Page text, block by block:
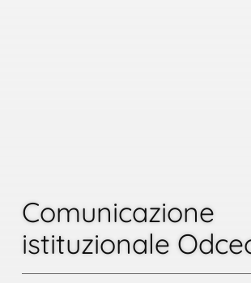
Comunicazione
istituzionale